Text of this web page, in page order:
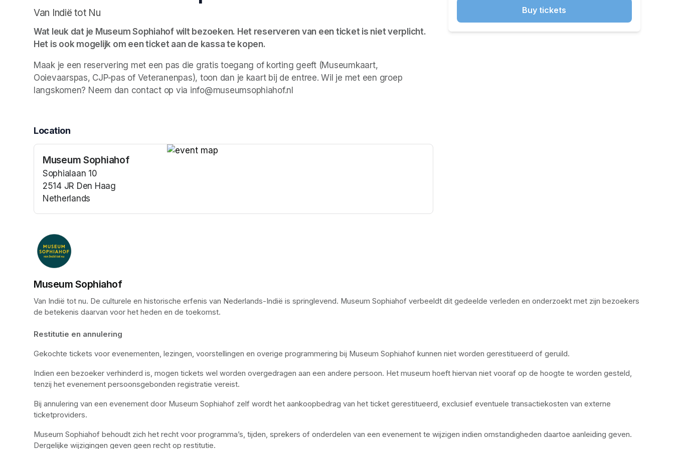
Van Indië tot Nu
Wat leuk dat je Museum Sophiahof wilt bezoeken. Het reserveren van een ticket is niet verplicht.
Het is ook mogelijk om een ticket aan de kassa te kopen.
Maak je een reservering met een pas die gratis toegang of korting geeft (Museumkaart,
Ooievaarspas, CJP-pas of Veteranenpas), toon dan je kaart bij de entree. Wil je met een groep
langskomen? Neem dan contact op via info@museumsophiahof.nl
Location
Museum Sophiahof
Sophialaan 10
2514 JR Den Haag
Netherlands
(opens in a new tab)
Buy tickets
Museum Sophiahof
Van Indië tot nu. De culturele en historische erfenis van Nederlands-Indië is springlevend. Museum Sophiahof verbeeldt dit gedeelde verleden en onderzoekt met zijn bezoekers
de betekenis daarvan voor het heden en de toekomst.
Restitutie en annulering
Gekochte tickets voor evenementen, lezingen, voorstellingen en overige programmering bij Museum Sophiahof kunnen niet worden gerestitueerd of geruild.
Indien een bezoeker verhinderd is, mogen tickets wel worden overgedragen aan een andere persoon. Het museum hoeft hiervan niet vooraf op de hoogte te worden gesteld,
tenzij het evenement persoonsgebonden registratie vereist.
Bij annulering van een evenement door Museum Sophiahof zelf wordt het aankoopbedrag van het ticket gerestitueerd, exclusief eventuele transactiekosten van externe
ticketproviders.
Museum Sophiahof behoudt zich het recht voor programma’s, tijden, sprekers of onderdelen van een evenement te wijzigen indien omstandigheden daartoe aanleiding geven.
Dergelijke wijzigingen geven geen recht op restitutie.